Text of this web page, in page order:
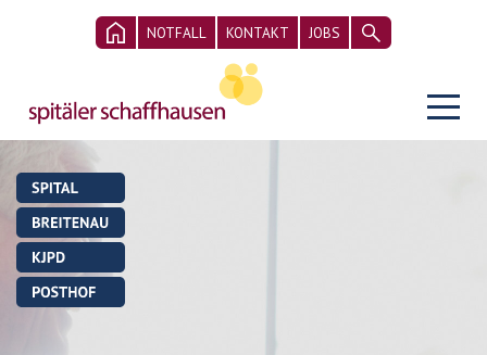
NOTFALL KONTAKT JOBS